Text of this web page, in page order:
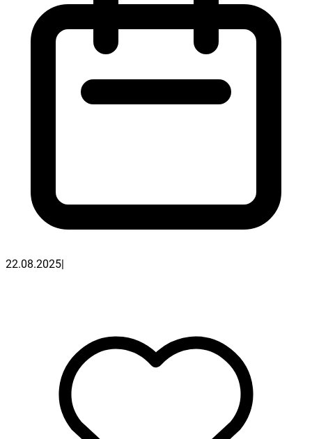
22.08.2025|